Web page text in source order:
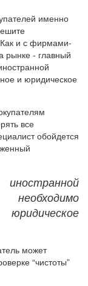
именно
и с фирмами-
рынке - главный
и юридическое
все
обойдется
может
“чистоты”